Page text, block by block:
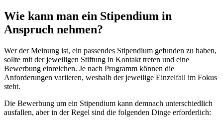
Wie kann man ein Stipendium in
Anspruch nehmen?
Wer der Meinung ist, ein passendes Stipendium gefunden zu haben,
sollte mit der jeweiligen Stiftung in Kontakt treten und eine
Bewerbung einreichen. Je nach Programm können die
Anforderungen variieren, weshalb der jeweilige Einzelfall im Fokus
steht.
Die Bewerbung um ein Stipendium kann demnach unterschiedlich
ausfallen, aber in der Regel sind die folgenden Dinge erforderlich: